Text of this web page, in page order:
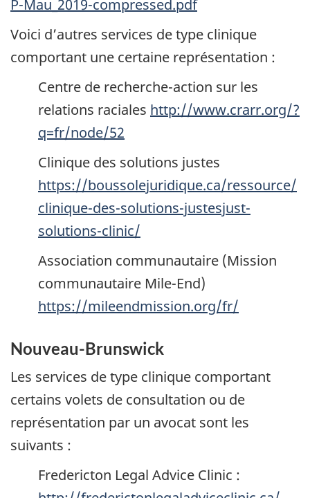
P-Mau_2019-compressed.pdf
Voici d’autres services de type clinique
comportant une certaine représentation :
Centre de recherche-action sur les
relations raciales http://www.crarr.org/?
q=fr/node/52
Clinique des solutions justes
https://boussolejuridique.ca/ressource/
clinique-des-solutions-justesjust-
solutions-clinic/
Association communautaire (Mission
communautaire Mile-End)
https://mileendmission.org/fr/
Nouveau-Brunswick
Les services de type clinique comportant
certains volets de consultation ou de
représentation par un avocat sont les
suivants :
Fredericton Legal Advice Clinic :